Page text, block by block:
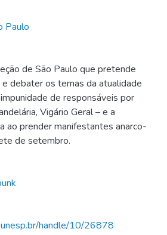
Paulo
de São Paulo que pretende
debater os temas da atualidade
de responsáveis por
Vigário Geral – e a
ao prender manifestantes anarco-
de setembro.
handle/10/26878